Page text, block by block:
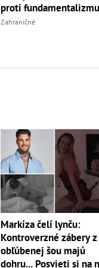
proti
Zahraničné
Markíza čelí lynču:
Kontroverzné zábery z
obľúbenej šou majú
dohru... Posvieti si na